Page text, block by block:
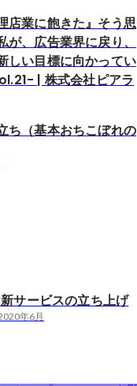
店業に飽きた』そう思
が、広告業界に戻り、
しい目標に向かってい
| 株式会社ピアラ
ち（基本おちこぼれの
サービスの立ち上げ
年6月